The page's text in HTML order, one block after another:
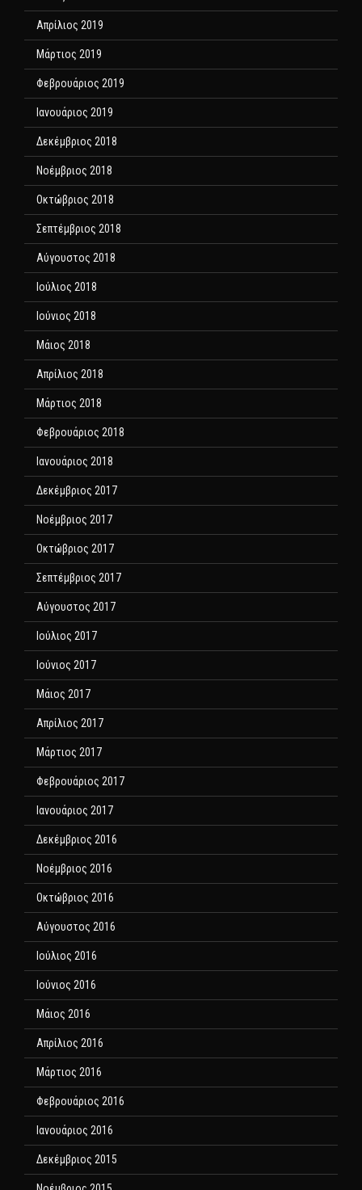
Απρίλιος 2019
Μάρτιος 2019
Φεβρουάριος 2019
Ιανουάριος 2019
Δεκέμβριος 2018
Νοέμβριος 2018
Οκτώβριος 2018
Σεπτέμβριος 2018
Αύγουστος 2018
Ιούλιος 2018
Ιούνιος 2018
Μάιος 2018
Απρίλιος 2018
Μάρτιος 2018
Φεβρουάριος 2018
Ιανουάριος 2018
Δεκέμβριος 2017
Νοέμβριος 2017
Οκτώβριος 2017
Σεπτέμβριος 2017
Αύγουστος 2017
Ιούλιος 2017
Ιούνιος 2017
Μάιος 2017
Απρίλιος 2017
Μάρτιος 2017
Φεβρουάριος 2017
Ιανουάριος 2017
Δεκέμβριος 2016
Νοέμβριος 2016
Οκτώβριος 2016
Αύγουστος 2016
Ιούλιος 2016
Ιούνιος 2016
Μάιος 2016
Απρίλιος 2016
Μάρτιος 2016
Φεβρουάριος 2016
Ιανουάριος 2016
Δεκέμβριος 2015